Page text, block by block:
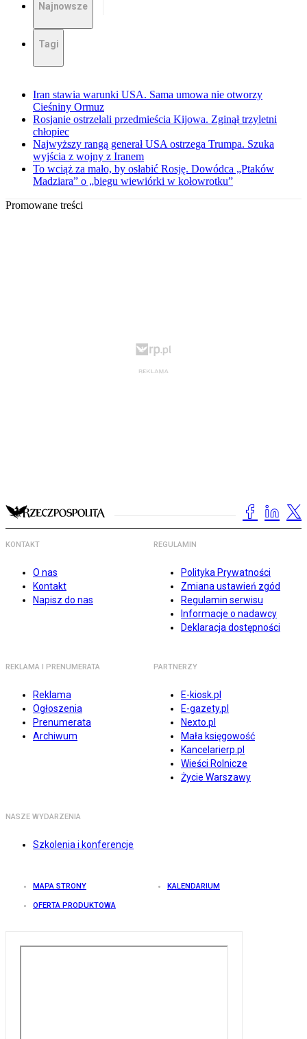
Najnowsze
Tagi
Iran stawia warunki USA. Sama umowa nie otworzy
Cieśniny Ormuz
Rosjanie ostrzelali przedmieścia Kijowa. Zginął trzyletni
chłopiec
Najwyższy rangą generał USA ostrzega Trumpa. Szuka
wyjścia z wojny z Iranem
To wciąż za mało, by osłabić Rosję. Dowódca „Ptaków
Madziara” o „biegu wiewiórki w kołowrotku”
Promowane treści
KONTAKT
O nas
Kontakt
Napisz do nas
REGULAMIN
Polityka Prywatności
Zmiana ustawień zgód
Regulamin serwisu
Informacje o nadawcy
Deklaracja dostępności
REKLAMA I PRENUMERATA
Reklama
Ogłoszenia
Prenumerata
Archiwum
PARTNERZY
E-kiosk.pl
E-gazety.pl
Nexto.pl
Mała księgowość
Kancelarierp.pl
Wieści Rolnicze
Życie Warszawy
NASZE WYDARZENIA
Szkolenia i konferencje
MAPA STRONY KALENDARIUM
OFERTA PRODUKTOWA